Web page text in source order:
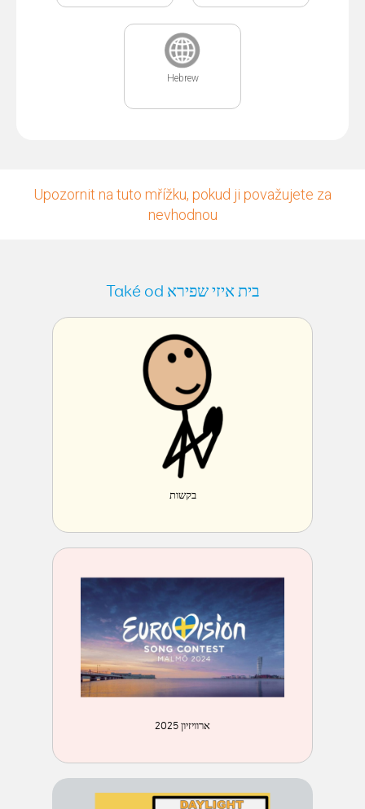
Hebrew
Upozornit na tuto mřížku, pokud ji považujete za
nevhodnou
Také od בית איזי שפירא
בקשות
ארוויזיון 2025